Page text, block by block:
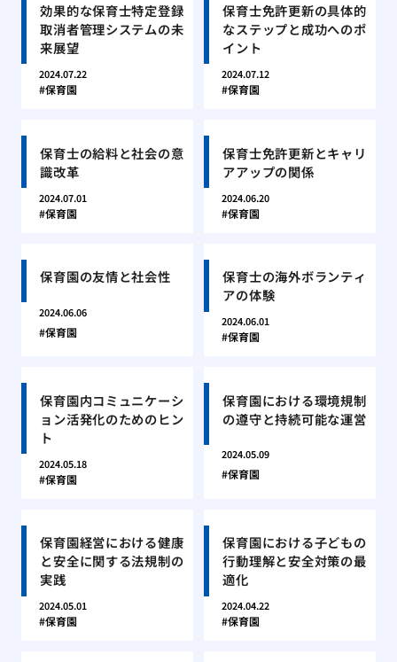
効果的な保育士特定登録
取消者管理システムの未
来展望
2024.07.22
保育園
保育士免許更新の具体的
なステップと成功へのポ
イント
2024.07.12
保育園
保育士の給料と社会の意
識改革
2024.07.01
保育園
保育士免許更新とキャリ
アアップの関係
2024.06.20
保育園
保育園の友情と社会性
2024.06.06
保育園
保育士の海外ボランティ
アの体験
2024.06.01
保育園
保育園内コミュニケーシ
ョン活発化のためのヒン
ト
2024.05.18
保育園
保育園における環境規制
の遵守と持続可能な運営
2024.05.09
保育園
保育園経営における健康
と安全に関する法規制の
実践
2024.05.01
保育園
保育園における子どもの
行動理解と安全対策の最
適化
2024.04.22
保育園